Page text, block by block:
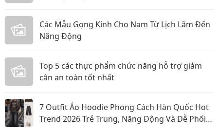
Các Mẫu Gọng Kính Cho Nam Từ Lịch Lãm Đến
Năng Động
Top 5 các thực phẩm chức năng hỗ trợ giảm
cân an toàn tốt nhất
7 Outfit Áo Hoodie Phong Cách Hàn Quốc Hot
Trend 2026 Trẻ Trung, Năng Động Và Dễ Phối